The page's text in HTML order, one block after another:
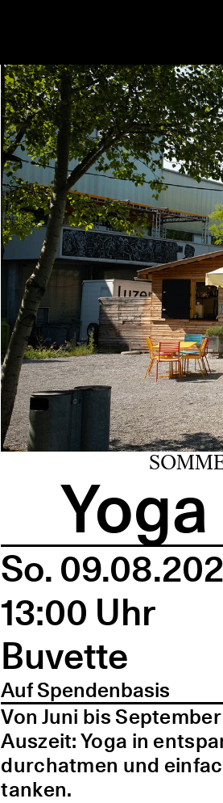
So.
13:00 Uhr
Buvette
Auf Spendenbasis
Von Juni bis
Auszeit: Yoga in
durchatmen und
tanken.